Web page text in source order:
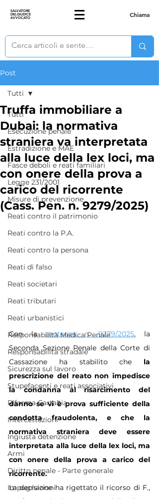
SALVATORE
DELGIUDICE
AVVOCATO Chiama
Post
Tutti
Esecuzione penale
Estradizione e MAE
Fasce deboli e reati familiari
Legge 231/2001
Misure di prevenzione
Reati contro il patrimonio
Reati contro la P.A.
Reati contro la persona
Reati di falso
Reati societari
Reati tributari
Reati urbanistici
Responsabilità Medica Penale
Responsabilità stradale
Sicurezza sul lavoro
Stupefacenti e reati associativi
Riforma Cartabia
Intercettazioni
Ingiusta detenzione
Armi
Diritto penale - Parte generale
Impugnazioni
Tutti
Truffa immobiliare a
Dubai: la normativa
straniera va interpretata
alla luce della lex loci, ma
con onere della prova a
carico del ricorrente
(Cass. Pen. n. 9279/2025)
Con la sentenza n. 9279/2025, la
Seconda Sezione Penale della Corte di
Cassazione ha stabilito che la
prescrizione del reato non impedisce
la condanna al risarcimento del
danno se vi è prova sufficiente della
condotta fraudolenta, e che la
normativa straniera deve essere
interpretata alla luce della lex loci, ma
con onere della prova a carico del
ricorrente.
La decisione ha rigettato il ricorso di F.,